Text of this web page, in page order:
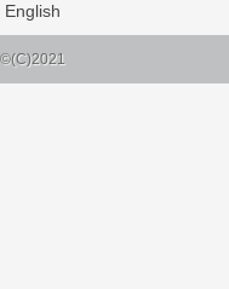
English
©(C)2021